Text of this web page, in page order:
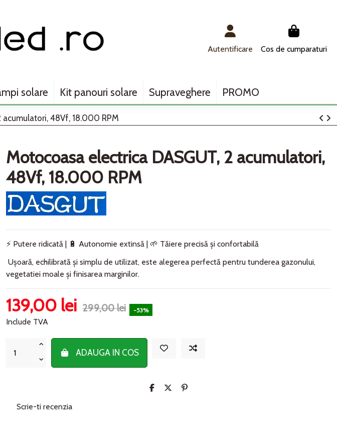
Autentificare Cos de cumparaturi
solare Kit panouri solare Supraveghere PROMO
48Vf, 18.000 RPM
Motocoasa electrica DASGUT, 2 acumulatori,
48Vf, 18.000 RPM
⚡ Putere ridicată | 🔋 Autonomie extinsă | 🌱 Tăiere precisă și confortabilă
Ușoară, echilibrată și simplu de utilizat, este alegerea perfectă pentru tunderea gazonului,
vegetatiei moale și finisarea marginilor.
139,00 lei 299,00 lei -53%
Include TVA
ADAUGA IN COS
Scrie-ti recenzia